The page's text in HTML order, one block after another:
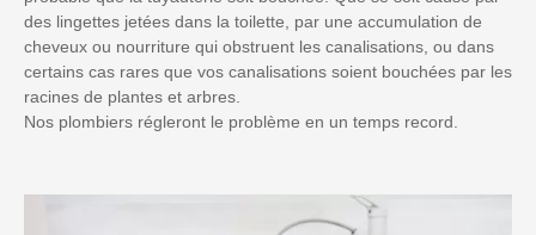
des lingettes jetées dans la toilette, par une accumulation de
cheveux ou nourriture qui obstruent les canalisations, ou dans
certains cas rares que vos canalisations soient bouchées par les
racines de plantes et arbres.
Nos plombiers régleront le problème en un temps record.